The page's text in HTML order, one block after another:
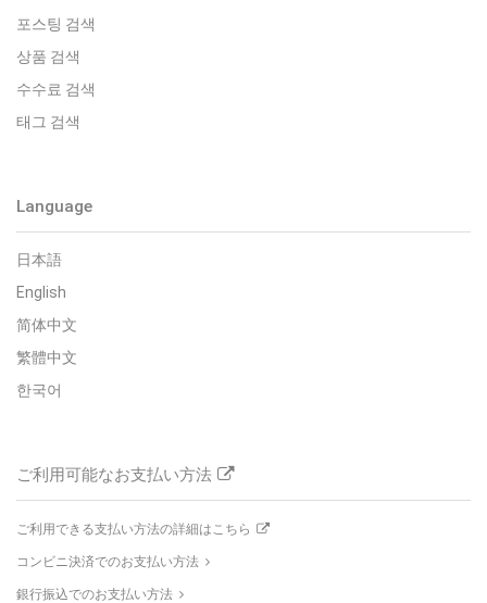
포스팅 검색
상품 검색
수수료 검색
태그 검색
Language
日本語
English
简体中文
繁體中文
한국어
ご利用可能なお支払い方法
ご利用できる支払い方法の詳細はこちら
コンビニ決済でのお支払い方法
銀行振込でのお支払い方法